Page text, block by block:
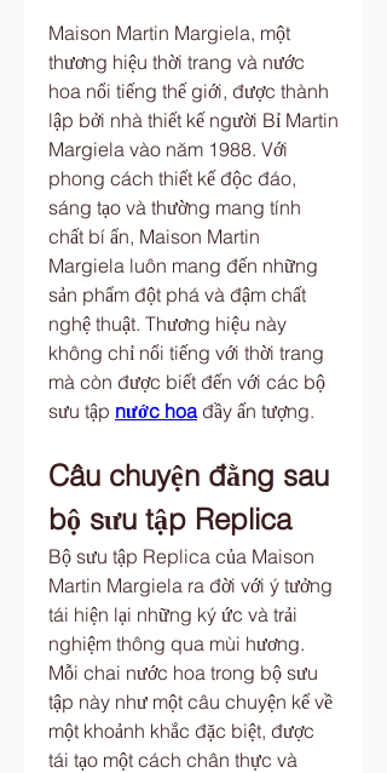
Maison Martin Margiela, một
thương hiệu thời trang và nước
hoa nổi tiếng thế giới, được thành
lập bởi nhà thiết kế người Bỉ Martin
Margiela vào năm 1988. Với
phong cách thiết kế độc đáo,
sáng tạo và thường mang tính
chất bí ẩn, Maison Martin
Margiela luôn mang đến những
sản phẩm đột phá và đậm chất
nghệ thuật. Thương hiệu này
không chỉ nổi tiếng với thời trang
mà còn được biết đến với các bộ
sưu tập nước hoa đầy ấn tượng.
Câu chuyện đằng sau
bộ sưu tập Replica
Bộ sưu tập Replica của Maison
Martin Margiela ra đời với ý tưởng
tái hiện lại những ký ức và trải
nghiệm thông qua mùi hương.
Mỗi chai nước hoa trong bộ sưu
tập này như một câu chuyện kể về
một khoảnh khắc đặc biệt, được
tái tạo một cách chân thực và